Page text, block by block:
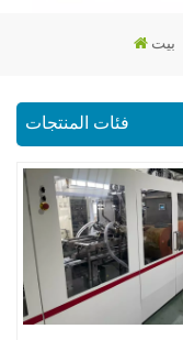
بيت
فئات المنتجات